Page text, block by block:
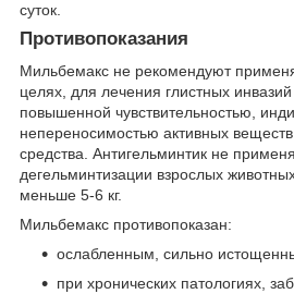
суток.
Противопоказания
Мильбемакс не рекомендуют
целях, для лечения глистных
повышенной чувствительностью,
непереносимостью активных
средства. Антигельминтик не
дегельминтизации взрослых
меньше 5-6 кг.
Мильбемакс противопоказан:
ослабленным, сильно
при хронических патологиях,